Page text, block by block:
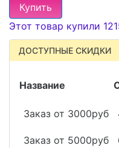
Купить
Этот товар купили
ДОСТУПНЫЕ СКИДКИ
Название
Заказ от 3000руб
Заказ от 5000руб